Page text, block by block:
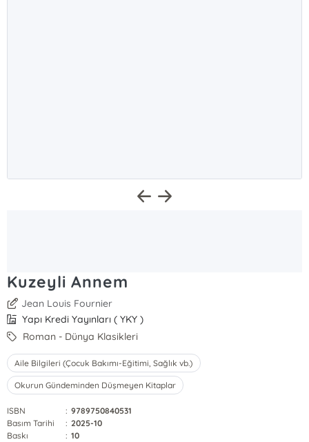
Kuzeyli Annem
Jean Louis Fournier
Yapı Kredi Yayınları ( YKY )
Roman - Dünya Klasikleri
Aile Bilgileri (Çocuk Bakımı-Eğitimi, Sağlık vb.)
Okurun Gündeminden Düşmeyen Kitaplar
ISBN : 9789750840531
Basım Tarihi
: 2025-10
Baskı
: 10